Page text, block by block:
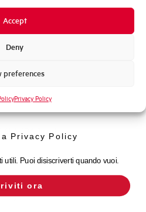
Accept
Deny
preferences
Privacy Policy
10A 1mod.
Elettra AEG
Privacy Policy
utili. Puoi disiscriverti quando vuoi.
ora